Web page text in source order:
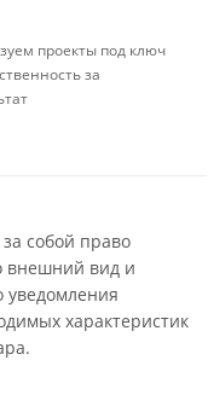
проекты под ключ
за
собой право
внешний вид и
уведомления
характеристик